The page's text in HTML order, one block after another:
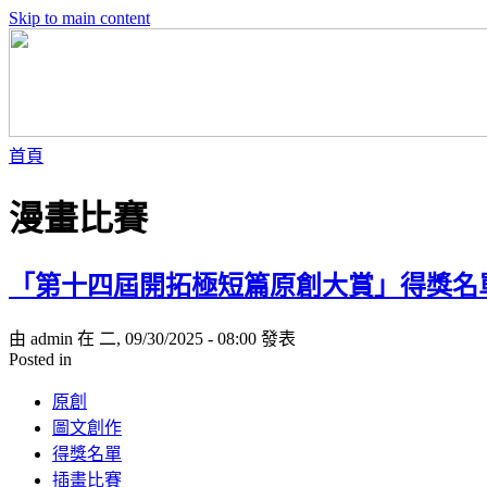
Skip to main content
首頁
漫畫比賽
「第十四屆開拓極短篇原創大賞」得獎
由 admin 在 二, 09/30/2025 - 08:00 發表
Posted in
原創
圖文創作
得獎名單
插畫比賽